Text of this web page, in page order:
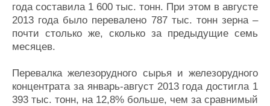
года составила 1 600 тыс. тонн. При этом в августе
2013 года было перевалено 787 тыс. тонн зерна –
почти столько же, сколько за предыдущие семь
месяцев.
Перевалка железорудного сырья и железорудного
концентрата за январь-август 2013 года достигла 1
393 тыс. тонн, на 12,8% больше, чем за сравнимый